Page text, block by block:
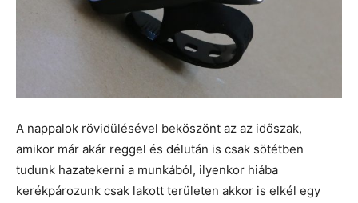
A nappalok rövidülésével beköszönt az az időszak,
amikor már akár reggel és délután is csak sötétben
tudunk hazatekerni a munkából, ilyenkor hiába
kerékpározunk csak lakott területen akkor is elkél egy